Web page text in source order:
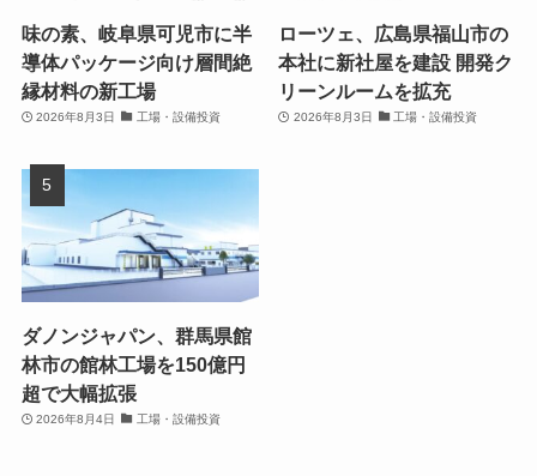
味の素、岐阜県可児市に半
導体パッケージ向け層間絶
縁材料の新工場
2026年8月3日 工場・設備投資
ローツェ、広島県福山市の
本社に新社屋を建設 開発ク
リーンルームを拡充
2026年8月3日 工場・設備投資
ダノンジャパン、群馬県館
林市の館林工場を150億円
超で大幅拡張
2026年8月4日 工場・設備投資